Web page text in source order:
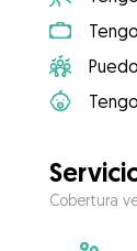
Cobertura